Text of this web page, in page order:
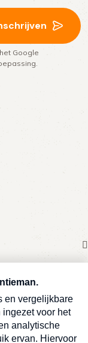
Google